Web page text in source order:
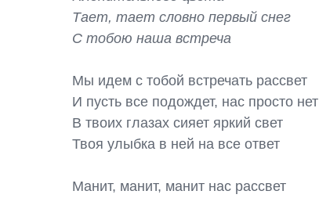
Тает, тает словно первый снег
С тобою наша встреча
Мы идем с тобой встречать рассвет
И пусть все подождет, нас просто нет
В твоих глазах сияет яркий свет
Твоя улыбка в ней на все ответ
Манит, манит, манит нас рассвет